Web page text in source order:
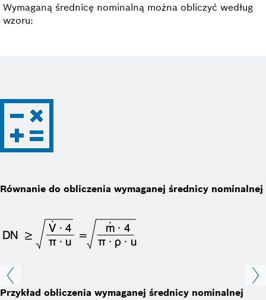
Wymaganą średnicę nominalną można obliczyć według
wzoru:
Równanie do obliczenia wymaganej średnicy nominalnej
Przykład obliczenia wymaganej średnicy nominalnej